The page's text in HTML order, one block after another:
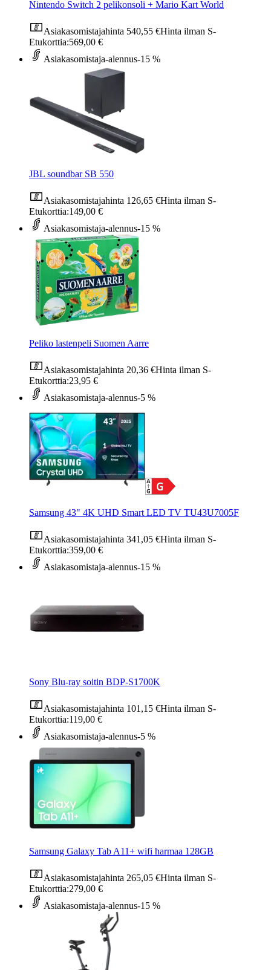
Nintendo Switch 2 pelikonsoli + Mario Kart World
Asiakasomistajahinta 540,55 €Hinta ilman S-
Etukorttia:569,00 €
Asiakasomistaja-alennus-15 %
JBL soundbar SB 550
Asiakasomistajahinta 126,65 €Hinta ilman S-
Etukorttia:149,00 €
Asiakasomistaja-alennus-15 %
Peliko lastenpeli Suomen Aarre
Asiakasomistajahinta 20,36 €Hinta ilman S-
Etukorttia:23,95 €
Asiakasomistaja-alennus-5 %
Samsung 43" 4K UHD Smart LED TV TU43U7005F
Asiakasomistajahinta 341,05 €Hinta ilman S-
Etukorttia:359,00 €
Asiakasomistaja-alennus-15 %
Sony Blu-ray soitin BDP-S1700K
Asiakasomistajahinta 101,15 €Hinta ilman S-
Etukorttia:119,00 €
Asiakasomistaja-alennus-5 %
Samsung Galaxy Tab A11+ wifi harmaa 128GB
Asiakasomistajahinta 265,05 €Hinta ilman S-
Etukorttia:279,00 €
Asiakasomistaja-alennus-15 %